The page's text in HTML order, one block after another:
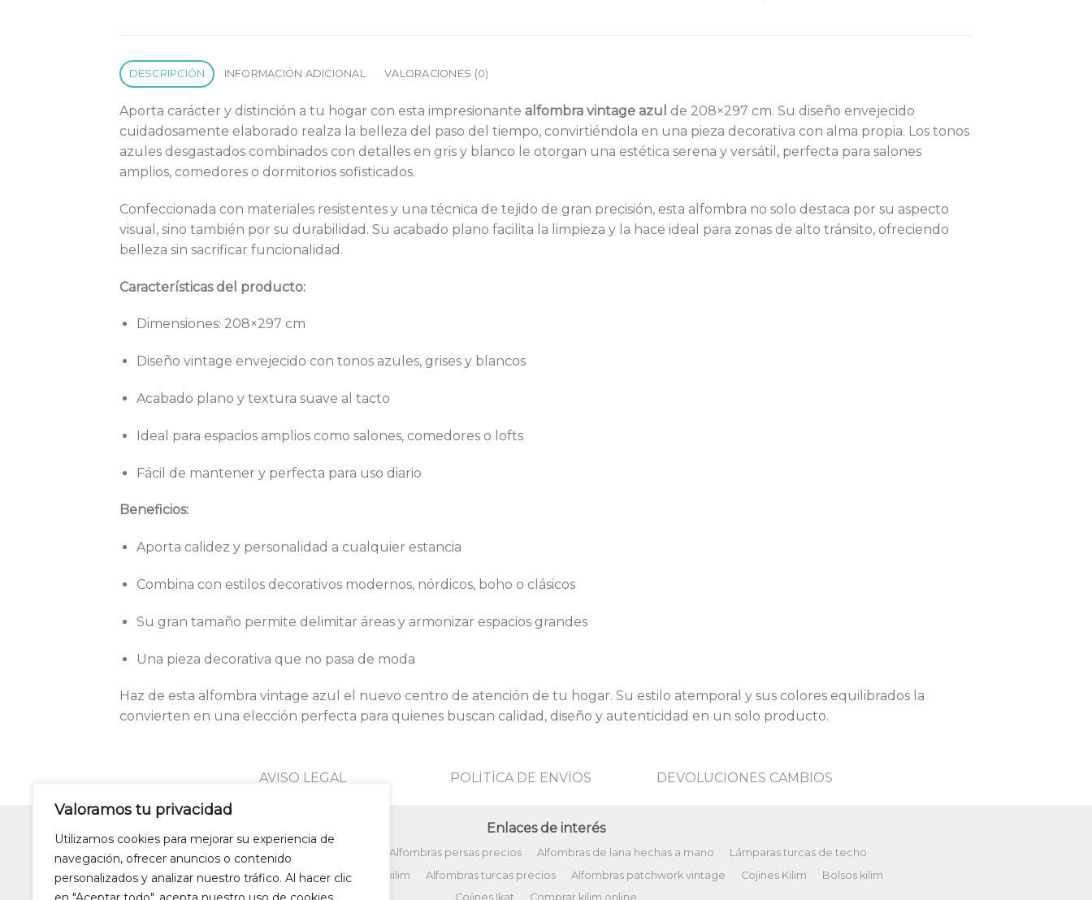
Valoramos tu privacidad
Utilizamos cookies para mejorar su experiencia de
navegación, ofrecer anuncios o contenido
personalizados y analizar nuestro tráfico. Al hacer clic
DESCRIPCIÓN INFORMACIÓN ADICIONAL VALORACIONES (0)
Aporta carácter y distinción a tu hogar con esta impresionante alfombra vintage azul de 208×297 cm. Su diseño envejecido
cuidadosamente elaborado realza la belleza del paso del tiempo, convirtiéndola en una pieza decorativa con alma propia. Los tonos
azules desgastados combinados con detalles en gris y blanco le otorgan una estética serena y versátil, perfecta para salones
amplios, comedores o dormitorios sofisticados.
Confeccionada con materiales resistentes y una técnica de tejido de gran precisión, esta alfombra no solo destaca por su aspecto
visual, sino también por su durabilidad. Su acabado plano facilita la limpieza y la hace ideal para zonas de alto tránsito, ofreciendo
belleza sin sacrificar funcionalidad.
Características del producto:
Dimensiones: 208×297 cm
Diseño vintage envejecido con tonos azules, grises y blancos
Acabado plano y textura suave al tacto
Ideal para espacios amplios como salones, comedores o lofts
Fácil de mantener y perfecta para uso diario
Beneficios:
Aporta calidez y personalidad a cualquier estancia
Combina con estilos decorativos modernos, nórdicos, boho o clásicos
Su gran tamaño permite delimitar áreas y armonizar espacios grandes
Una pieza decorativa que no pasa de moda
Haz de esta alfombra vintage azul el nuevo centro de atención de tu hogar. Su estilo atemporal y sus colores equilibrados la
convierten en una elección perfecta para quienes buscan calidad, diseño y autenticidad en un solo producto.
AVISO LEGAL POLİTİCA DE ENVİOS DEVOLUCIONES CAMBIOS
Enlaces de interés
Lámparas colgantes de diseño Alfombras persas precios Alfombras de lana hechas a mano
Lámparas turcas de techo
Alfombras de patchwork
Zapatos kilim Alfombras turcas precios Alfombras patchwork vintage Cojines Kilim
Bolsos kilim
Cojines Ikat
Comprar kilim online